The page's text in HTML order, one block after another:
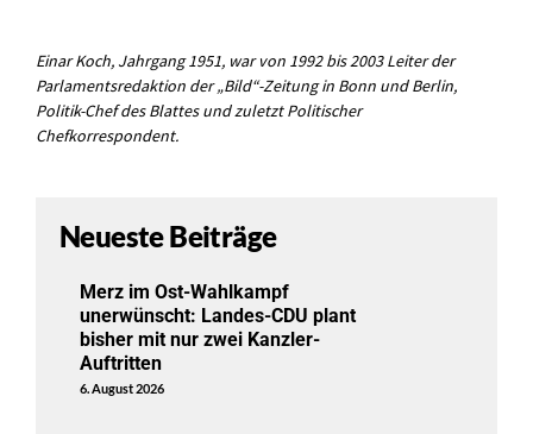
Einar Koch, Jahrgang 1951, war von 1992 bis 2003 Leiter der
Parlamentsredaktion der „Bild“-Zeitung in Bonn und Berlin,
Politik-Chef des Blattes und zuletzt Politischer
Chefkorrespondent.
Neueste Beiträge
Merz im Ost-Wahlkampf
unerwünscht: Landes-CDU plant
bisher mit nur zwei Kanzler-
Auftritten
6. August 2026